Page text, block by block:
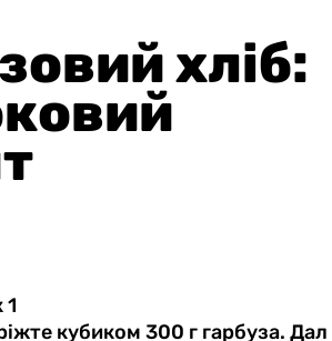
хліб:
1
кубиком 300 г гарбуза. Дал